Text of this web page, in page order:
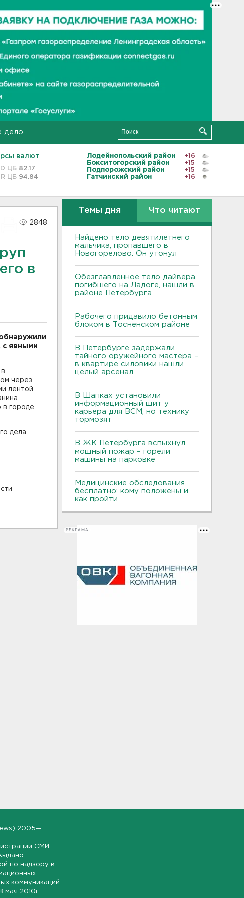
дело
валют
ЦБ 82.17
ЦБ 94.84
Лодейнопольский район
+16
Бокситогорский район
+15
Подпорожский район
+15
Гатчинский район
+16
2848
в
с явными
в
через
лентой
в городе
дела.
-
Темы дня Что читают
Найдено тело девятилетнего
мальчика, пропавшего в
Новогорелово. Он утонул
Обезглавленное тело дайвера,
погибшего на Ладоге, нашли в
районе Петербурга
Рабочего придавило бетонным
блоком в Тосненском районе
В Петербурге задержали
тайного оружейного мастера –
в квартире силовики нашли
целый арсенал
В Шапках установили
информационный щит у
карьера для ВСМ, но технику
тормозят
В ЖК Петербурга вспыхнул
мощный пожар – горели
машины на парковке
Медицинские обследования
бесплатно: кому положены и
как пройти
РЕКЛАМА
2005—
СМИ
выдано
по надзору в
коммуникаций
мая 2010г.